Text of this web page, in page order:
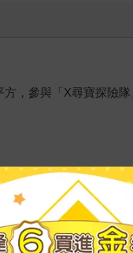
方，參與「X尋寶探險
險隊」系列而組成的
、人物造型、背景、插